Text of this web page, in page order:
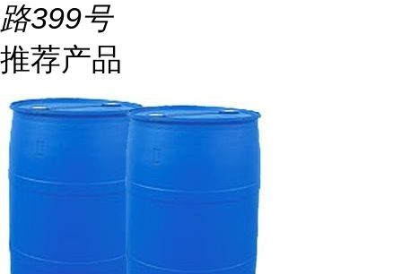
路399号
推荐产品